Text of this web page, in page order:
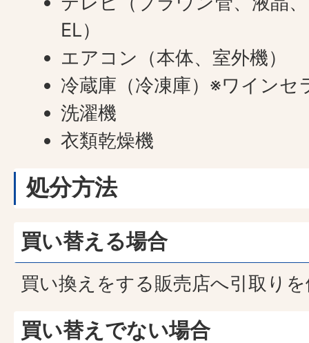
EL）
エアコン（本体、室外機）
冷蔵庫（冷凍庫）※ワインセ
洗濯機
衣類乾燥機
処分方法
買い替える場合
買い換えをする販売店へ引取り
買い替えでない場合